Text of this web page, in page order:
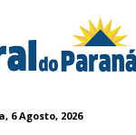
6 Agosto, 2026